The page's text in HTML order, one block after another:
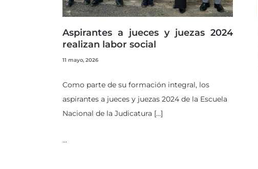
Aspirantes a jueces y juezas 2024
realizan labor social
11 mayo, 2026
Como parte de su formación integral, los
aspirantes a jueces y juezas 2024 de la Escuela
Nacional de la Judicatura […]
…